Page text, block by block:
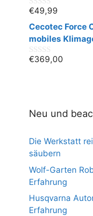
0
v
o
n
€49,99
Cecotec Force
mobiles
0
€369,00
Neu und
Die Werkstatt
säubern
Wolf-Garten
Erfahrung
Husqvarna
Erfahrung